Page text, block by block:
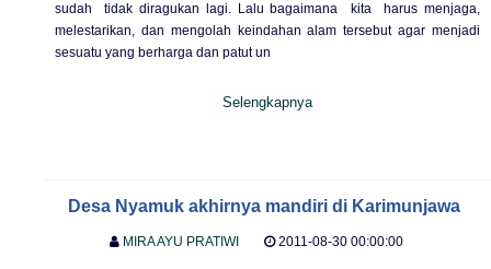
sudah tidak diragukan lagi. Lalu bagaimana kita harus menjaga,
melestarikan, dan mengolah keindahan alam tersebut agar menjadi
sesuatu yang berharga dan patut un
Selengkapnya
Desa Nyamuk akhirnya mandiri di Karimunjawa
MIRA AYU PRATIWI 2011-08-30 00:00:00